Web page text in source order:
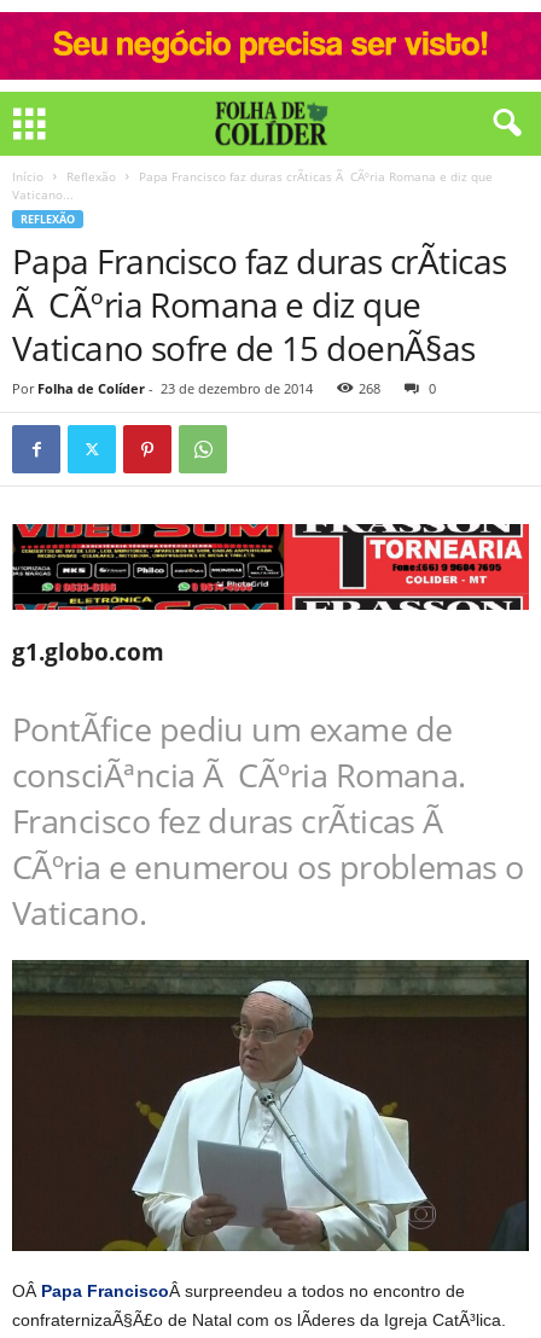
Início Reflexão
Papa Francisco faz duras crÃ­ticas Ã CÃºria Romana e diz que
Vaticano...
REFLEXÃO
Papa Francisco faz duras crÃ­ticas
Ã CÃºria Romana e diz que
Vaticano sofre de 15 doenÃ§as
Por Folha de Colíder - 23 de dezembro de 2014 268 0
g1.globo.com
PontÃ­fice pediu um exame de
consciÃªncia Ã CÃºria Romana.
Francisco fez duras crÃ­ticas Ã
CÃºria e enumerou os problemas o
Vaticano.
OÂ Papa FranciscoÂ surpreendeu a todos no encontro de
confraternizaÃ§Ã£o de Natal com os lÃ­deres da Igreja CatÃ³lica.